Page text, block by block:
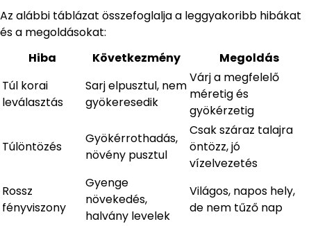
Az alábbi táblázat összefoglalja a leggyakoribb hibákat
és a megoldásokat:
Hiba
Következmény
Megoldás
Túl korai
leválasztás
Sarj elpusztul, nem
gyökeresedik
Várj a megfelelő
méretig és
gyökérzetig
Túlöntözés
Gyökérrothadás,
növény pusztul
Csak száraz talajra
öntözz, jó
vízelvezetés
Rossz
fényviszony
Gyenge
növekedés,
halvány levelek
Világos, napos hely,
de nem tűző nap